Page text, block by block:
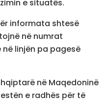
e situatës.
informata shtesë
në numrat
në linjën pa pagesë
në Maqedoninë
e radhës për të